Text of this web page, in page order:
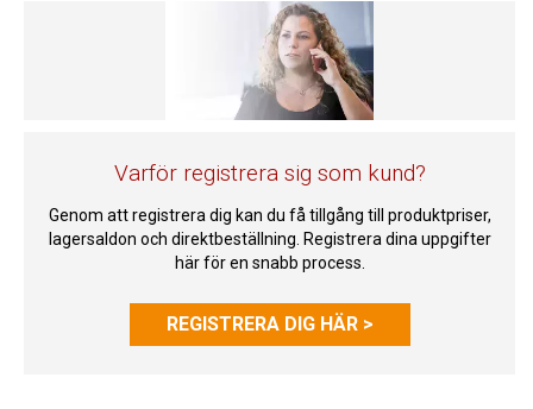
Varför registrera sig som kund?
Genom att registrera dig kan du få tillgång till produktpriser,
lagersaldon och direktbeställning. Registrera dina uppgifter
här för en snabb process.
REGISTRERA DIG HÄR >